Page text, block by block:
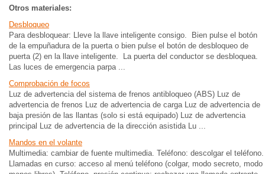
Otros materiales:
Desbloqueo
Para desbloquear: Lleve la llave inteligente consigo. Bien pulse el botón
de la empuñadura de la puerta o bien pulse el botón de desbloqueo de
puerta (2) en la llave inteligente. La puerta del conductor se desbloquea.
Las luces de emergencia parpa ...
Comprobación de focos
Luz de advertencia del sistema de frenos antibloqueo (ABS) Luz de
advertencia de frenos Luz de advertencia de carga Luz de advertencia de
baja presión de las llantas (solo si está equipado) Luz de advertencia
principal Luz de advertencia de la dirección asistida Lu ...
Mandos en el volante
Multimedia: cambiar de fuente multimedia. Teléfono: descolgar el teléfono.
Llamadas en curso: acceso al menú teléfono (colgar, modo secreto, modo